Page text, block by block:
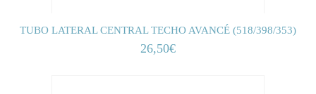
TUBO LATERAL CENTRAL TECHO AVANCÉ (518/398/353)
26,50€